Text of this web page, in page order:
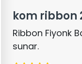
kom ribbon
Ribbon Fiyonk
sunar.